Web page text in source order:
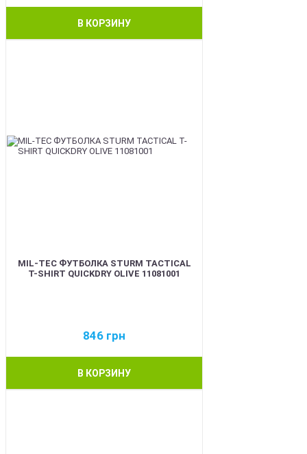
В КОРЗИНУ
MIL-TEC ФУТБОЛКА STURM TACTICAL
T-SHIRT QUICKDRY OLIVE 11081001
846 грн
В КОРЗИНУ